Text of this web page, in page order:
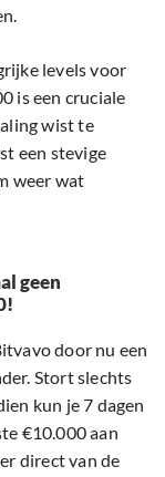
levels voor
is een cruciale
wist te
een stevige
weer wat
geen
door nu een
Stort slechts
kun je 7 dagen
€10.000 aan
direct van de